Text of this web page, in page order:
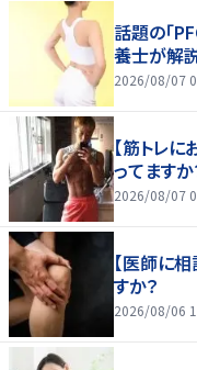
話題の「
養士が解
2026/08/07
【筋トレ
ってますか
2026/08/07
【医師に
すか？
2026/08/06